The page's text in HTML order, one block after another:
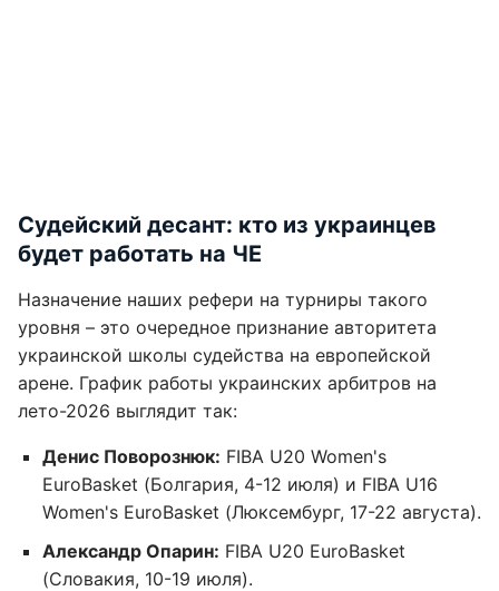
Судейский десант: кто из украинцев
будет работать на ЧЕ
Назначение наших рефери на турниры такого
уровня – это очередное признание авторитета
украинской школы судейства на европейской
арене. График работы украинских арбитров на
лето-2026 выглядит так:
Денис Поворознюк: FIBA U20 Women's
EuroBasket (Болгария, 4-12 июля) и FIBA U16
Women's EuroBasket (Люксембург, 17-22 августа).
Александр Опарин: FIBA U20 EuroBasket
(Словакия, 10-19 июля).